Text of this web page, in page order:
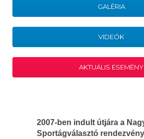
GALÉRIA
VIDEÓK
AKTUÁLIS ESEMÉNY
2007-ben indult útjára a
Sportágválasztó